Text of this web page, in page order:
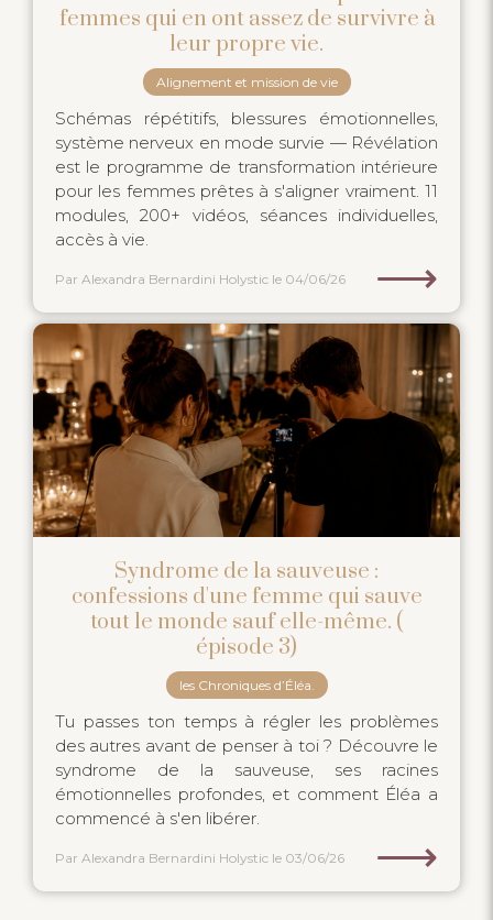
femmes qui en ont assez de survivre à
leur propre vie.
Alignement et mission de vie
Schémas répétitifs, blessures émotionnelles,
système nerveux en mode survie — Révélation
est le programme de transformation intérieure
pour les femmes prêtes à s'aligner vraiment. 11
modules, 200+ vidéos, séances individuelles,
accès à vie.
Par Alexandra Bernardini Holystic le 04/06/26 ⟶
Syndrome de la sauveuse :
confessions d'une femme qui sauve
tout le monde sauf elle-même. (
épisode 3)
les Chroniques d’Éléa.
Tu passes ton temps à régler les problèmes
des autres avant de penser à toi ? Découvre le
syndrome de la sauveuse, ses racines
émotionnelles profondes, et comment Éléa a
commencé à s'en libérer.
Par Alexandra Bernardini Holystic le 03/06/26 ⟶